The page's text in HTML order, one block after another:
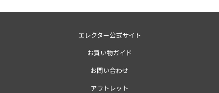
エレクター公式サイト
お買い物ガイド
お問い合わせ
アウトレット